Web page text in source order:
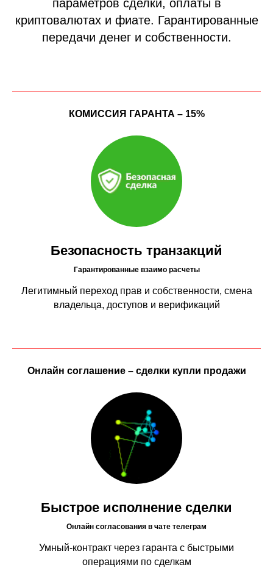
параметров сделки, оплаты в
криптовалютах и фиате. Гарантированные
передачи денег и собственности.
КОМИССИЯ ГАРАНТА – 15%
Безопасность транзакций
Гарантированные взаимо расчеты
Легитимный переход прав и собственности, смена
владельца, доступов и верификаций
Онлайн соглашение – сделки купли продажи
Быстрое исполнение сделки
Онлайн согласования в чате телеграм
Умный-контракт через гаранта с быстрыми
операциями по сделкам